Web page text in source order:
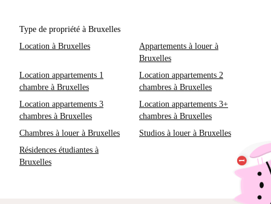
Type de propriété à Bruxelles
Location à Bruxelles
Appartements à louer à
Bruxelles
Location appartements 1
chambre à Bruxelles
Location appartements 2
chambres à Bruxelles
Location appartements 3
chambres à Bruxelles
Location appartements 3+
chambres à Bruxelles
Chambres à louer à Bruxelles
Studios à louer à Bruxelles
Résidences étudiantes à
Bruxelles